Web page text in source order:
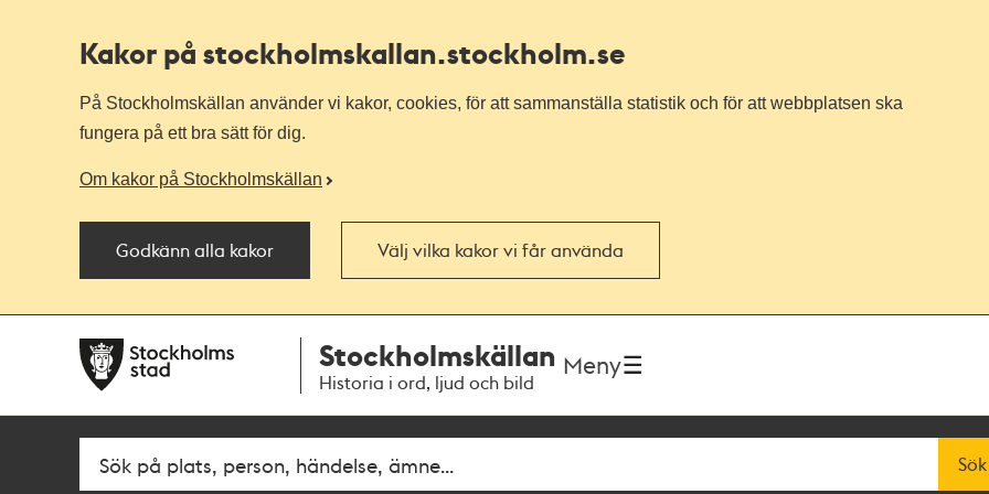
Kakor på stockholmskallan.stockholm.se
På Stockholmskällan använder vi kakor, cookies, för att sammanställa statistik och för att webbplatsen ska
fungera på ett bra sätt för dig.
Om kakor på Stockholmskällan
Godkänn alla kakor Välj vilka kakor vi får använda
navigationen
huvudinnehållet
Stockholmskällan
Historia i ord, ljud och bild
Meny
Fritextsök Sök